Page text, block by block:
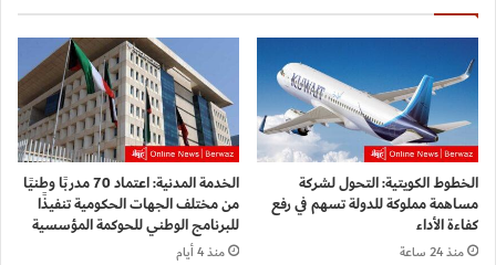
الخطوط الكويتية: التحول لشركة
مساهمة مملوكة للدولة تسهم في رفع
كفاءة الأداء
منذ 24 ساعة
الخدمة المدنية: اعتماد 70 مدربًا وطنيًا
من مختلف الجهات الحكومية تنفيذًا
للبرنامج الوطني للحوكمة المؤسسية
منذ 4 أيام